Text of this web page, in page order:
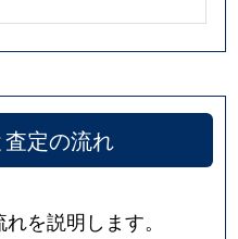
定の流れ
を説明します。